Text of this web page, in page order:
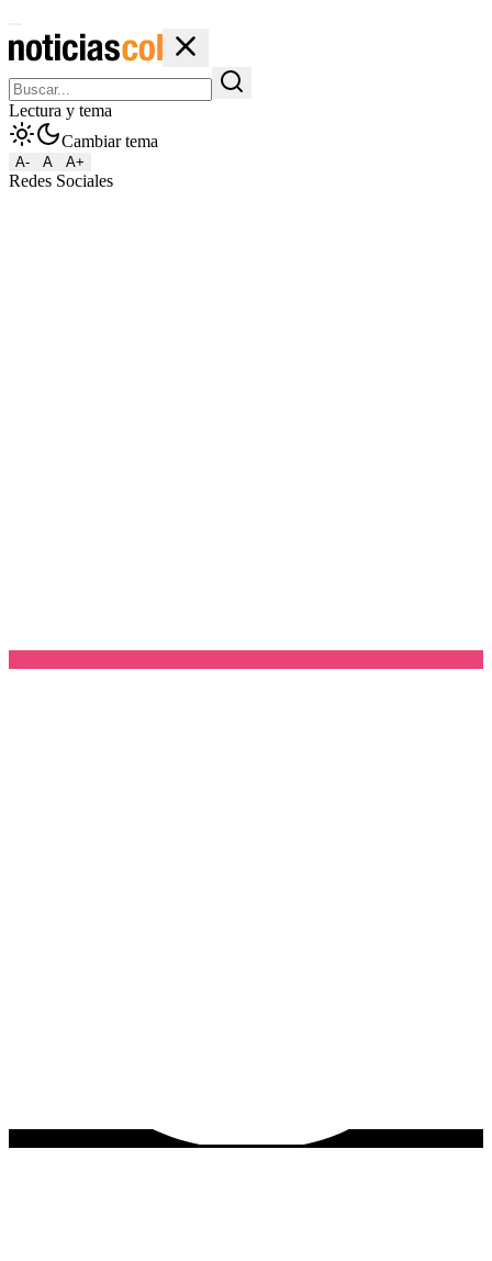
Lectura y tema
Cambiar tema
A- A A+
Redes Sociales